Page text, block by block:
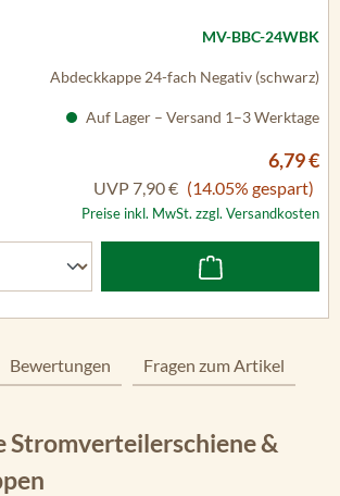
MV-BBC-24WBK
Abdeckkappe 24-fach Negativ (schwarz)
Auf Lager – Versand 1–3 Werktage
6,79 €
UVP 7,90 € (14.05% gespart)
Preise inkl. MwSt. zzgl. Versandkosten
Bewertungen Fragen zum Artikel
Stromverteilerschiene &